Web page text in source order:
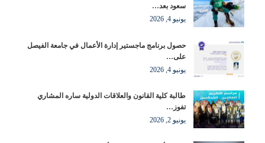
سعود بعد…
يونيو 4, 2026
حصول برنامج ماجستير إدارة الأعمال في جامعة الفيصل
على…
يونيو 4, 2026
طالبة كلية القانون والعلاقات الدولية ساره المشاري
تفوز…
يونيو 2, 2026